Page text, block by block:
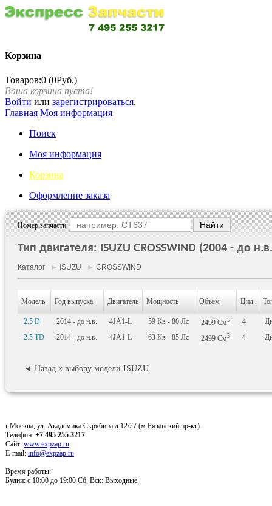
Корзина
Товаров:0 (0Руб.)
Ваша корзина пуста!
Войти или зарегистрироваться.
Главная Моя информация
Поиск
Моя информация
Корзина
Оформление заказа
Номер запчасти:
Тип двигателя: ISUZU CROSSWIND (2004 - до
Каталог ► ISUZU ► CROSSWIND
Модель Год выпуска Двигатель Мощность Объём Цил.
2.5 D 2014 - до н.в. 4JA1-L 59 Кв - 80 Лс 2499 См3 4
2.5 TD
2014 - до н.в. 4JA1-L 63 Кв - 85 Лс 2499 См3 4
◄ Назад к выбору модели ISUZU
г.Москва, ул. Академика Скрябина д.12/27 (м.Рязанский пр-кт)
Телефон: +7 495 255 3217
Сайт: www.expzap.ru
E-mail: info@expzap.ru
Время работы:
Будни: c 10:00 до 19:00 Сб, Вск: Выходные.